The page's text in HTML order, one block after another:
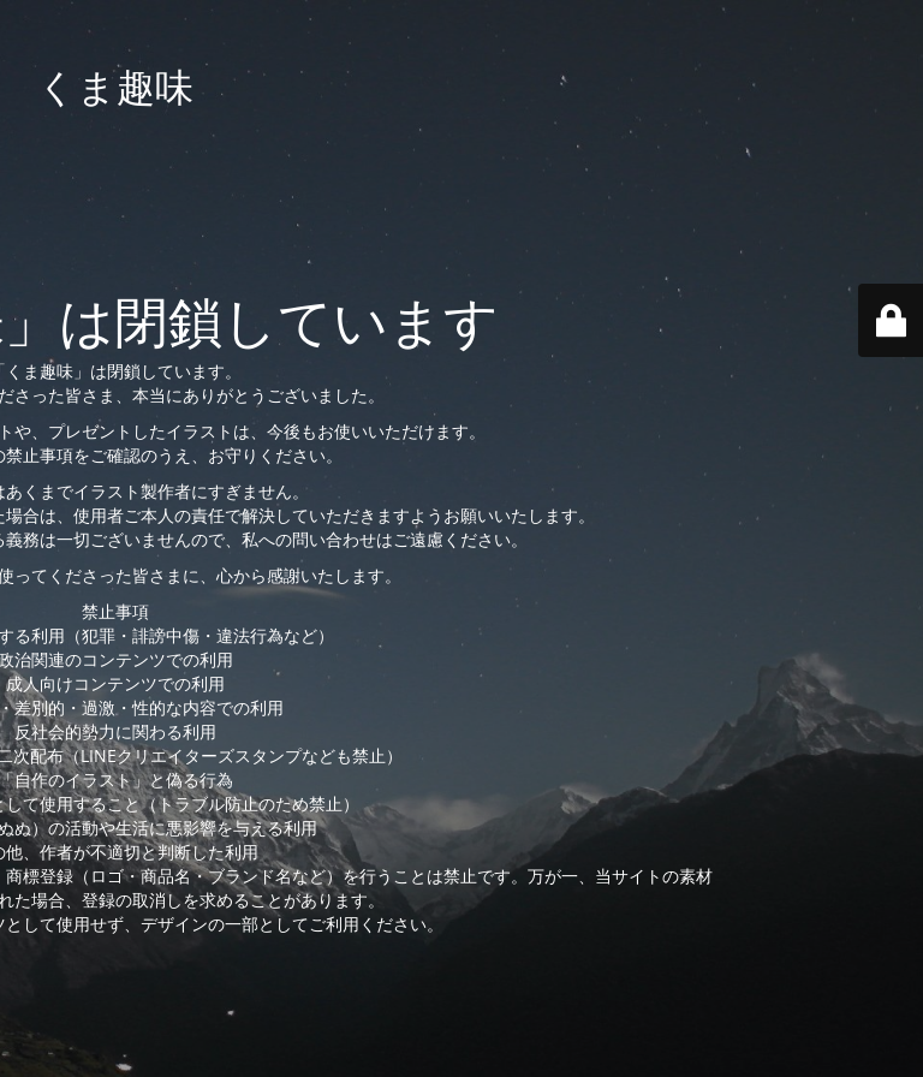
くま趣味
」は閉鎖しています
「くま趣味」は閉鎖しています。
さった皆さま、本当にありがとうございました。
や、プレゼントしたイラストは、今後もお使いいただけます。
止事項をご確認のうえ、お守りください。
あくまでイラスト製作者にすぎません。
合は、使用者ご本人の責任で解決していただきますようお願いいたします。
務は一切ございませんので、私への問い合わせはご遠慮ください。
ってくださった皆さまに、心から感謝いたします。
禁止事項
る利用（犯罪・誹謗中傷・違法行為など）
治関連のコンテンツでの利用
成人向けコンテンツでの利用
差別的・過激・性的な内容での利用
反社会的勢力に関わる利用
次配布（LINEクリエイターズスタンプなども禁止）
自作のイラスト」と偽る行為
て使用すること（トラブル防止のため禁止）
ぬ）の活動や生活に悪影響を与える利用
他、作者が不適切と判断した利用
登録（ロゴ・商品名・ブランド名など）を行うことは禁止です。万が一、当サイトの素材
た場合、登録の取消しを求めることがあります。
して使用せず、デザインの一部としてご利用ください。